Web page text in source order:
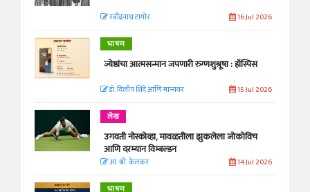
रवींद्रनाथ टागोर. 16 Jul 2026
भाषण
ज्येष्ठांचा आत्मसन्मान जपणारी रुग्णशुश्रूषा : हॉस्पिस
डॉ. दिलीप शिंदे आणि मान्यवर 15 Jul 2026
लेख
उगवती नोस्कोव्हा, मावळतीला झुकलेला जोकोविच
आणि दरम्यान विम्बल्डन
आ. श्री. केतकर 14 Jul 2026
भाषण